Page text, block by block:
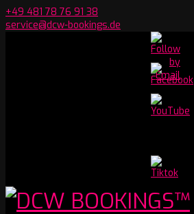
Skip
to
+49 481 78 76 91 38
service@dcw-bookings.de
Youtube
Channel